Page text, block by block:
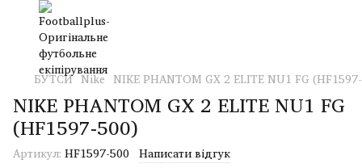
БУТСИ Nike NIKE PHANTOM GX 2 ELITE NU1 FG
NIKE PHANTOM GX 2 ELITE NU1 FG
(HF1597-500)
Артикул: HF1597-500 Написати відгук